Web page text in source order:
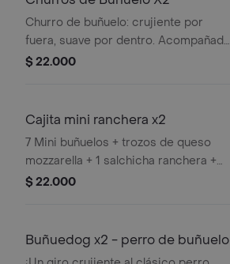
Churro de buñuelo: crujiente por
fuera, suave por dentro. Acompañado
con topping de chantilly y bañado en
$ 22.000
Cajita mini ranchera x2
7 Mini buñuelos + trozos de queso
mozzarella + 1 salchicha ranchera +
salsa de piña. inspirada en nuestro
salado y crocante
$ 22.000
Buñuedog x2 - perro de buñuelo